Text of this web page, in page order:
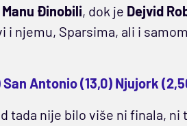
Manu Đinobili, dok je Dejvid
i njemu, Sparsima, ali i
San Antonio (13,0) Njujork
tada nije bilo više ni finala,